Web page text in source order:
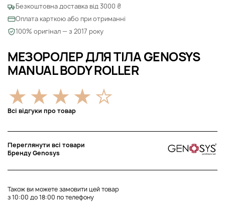
МЕЗОРОЛЕР ДЛЯ ТІЛА GENOSYS
MANUAL BODY ROLLER
Всі відгуки про товар
Переглянути всі товари
Бренду Genosys
Також ви можете замовити цей товар
з 10:00 до 18:00 по телефону
Безкоштовна доставка від 3000 ₴
Оплата карткою або при отриманні
100% оригінал — з 2017 року